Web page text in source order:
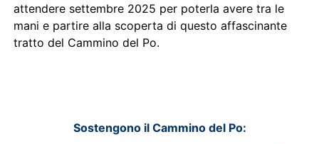
attendere settembre 2025 per poterla avere tra le
mani e partire alla scoperta di questo affascinante
tratto del Cammino del Po.
Sostengono il Cammino del Po: